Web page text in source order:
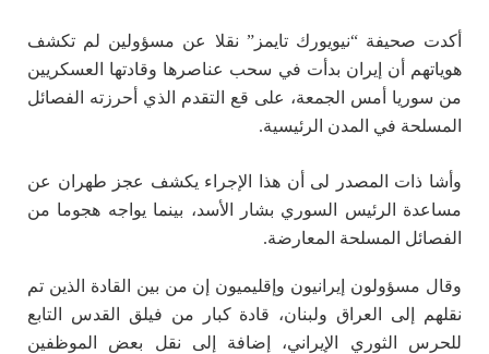
أكدت صحيفة “نيويورك تايمز” نقلا عن مسؤولين لم تكشف
هوياتهم أن إيران بدأت في سحب عناصرها وقادتها العسكريين
من سوريا أمس الجمعة، على قع التقدم الذي أحرزته الفصائل
المسلحة في المدن الرئيسية.
وأشا ذات المصدر لى أن هذا الإجراء يكشف عجز طهران عن
مساعدة الرئيس السوري بشار الأسد، بينما يواجه هجوما من
الفصائل المسلحة المعارضة.
وقال مسؤولون إيرانيون وإقليميون إن من بين القادة الذين تم
نقلهم إلى العراق ولبنان، قادة كبار من فيلق القدس التابع
للحرس الثوري الإيراني، إضافة إلى نقل بعض الموظفين